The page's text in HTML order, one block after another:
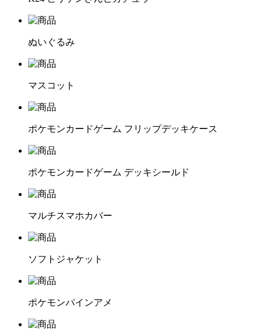
ぬいぐるみ
マスコット
ポケモンカードゲーム フリップデッキケース
ポケモンカードゲーム デッキシールド
マルチスマホカバー
ソフトジャケット
ポケモンパインアメ